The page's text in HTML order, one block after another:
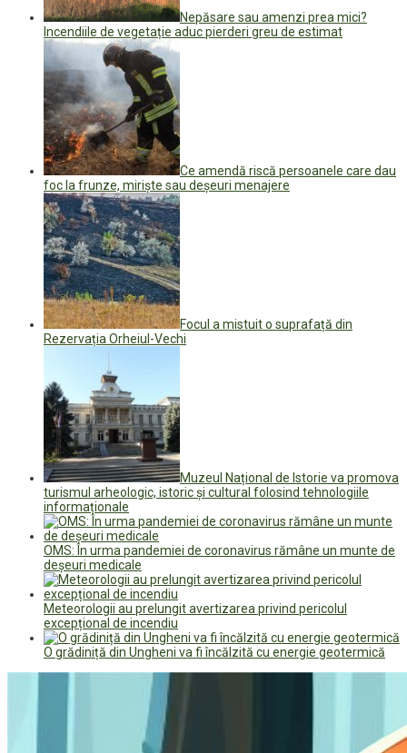
Nepăsare sau amenzi prea mici?
Incendiile de vegetație aduc pierderi greu de estimat
Ce amendă riscă persoanele care dau
foc la frunze, miriște sau deșeuri menajere
Focul a mistuit o suprafață din
Rezervația Orheiul-Vechi
Muzeul Național de Istorie va promova
turismul arheologic, istoric și cultural folosind tehnologiile
informaționale
OMS: În urma pandemiei de coronavirus rămâne un munte de
deșeuri medicale
Meteorologii au prelungit avertizarea privind pericolul
excepțional de incendiu
O grădiniță din Ungheni va fi încălzită cu energie geotermică